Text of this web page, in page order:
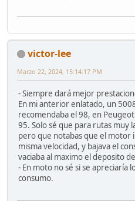
victor-lee
Marzo 22, 2024, 15:14:17 PM
- Siempre dará mejor
En mi anterior enlatado, un
recomendaba el 98, en
95. Solo sé que para rutas muy
pero que notabas que el motor
misma velocidad, y bajava el
vaciaba al maximo el deposito
- En moto no sé si se apreciaría
consumo.